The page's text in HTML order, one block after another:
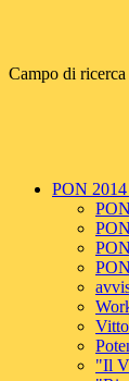
Campo di
PON
"Il